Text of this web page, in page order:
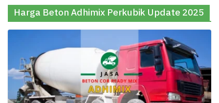
Harga Beton Adhimix Perkubik Update 2025